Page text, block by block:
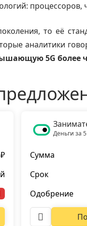
процессоров,
то её
аналитики
5G более
Деньги за
Сумма
Срок
Одобрение